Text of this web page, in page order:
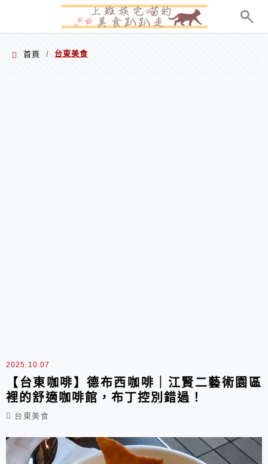
首頁 / 台東美食
2025.10.07
【台東咖啡】德布西咖啡｜江賢二藝術園區
裡的舒適咖啡館，布丁控別錯過！
台東美食